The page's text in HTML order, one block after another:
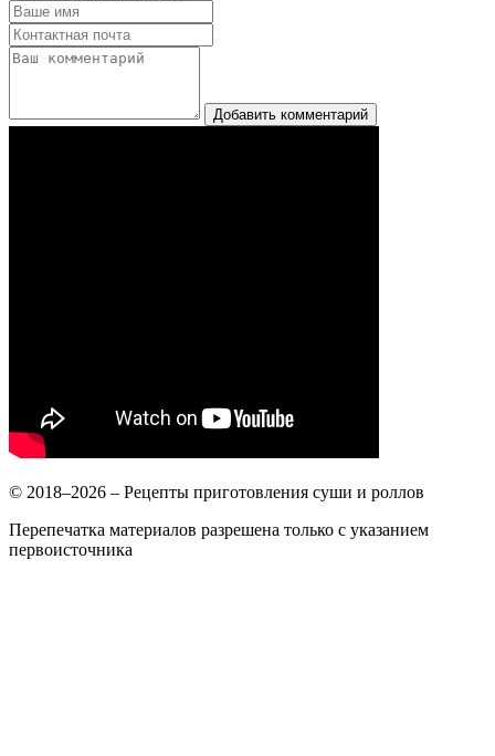
Добавить комментарий
© 2018–2026 – Рецепты приготовления суши и роллов
Перепечатка материалов разрешена только с указанием
первоисточника